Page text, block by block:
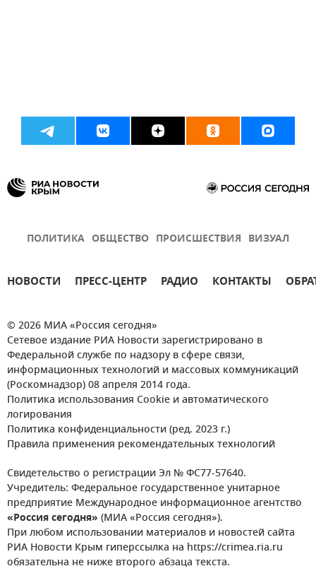
ПОЛИТИКА ОБЩЕСТВО ПРОИСШЕСТВИЯ ВИЗУАЛ
НОВОСТИ ПРЕСС-ЦЕНТР РАДИО КОНТАКТЫ
© 2026 МИА «Россия сегодня»
Сетевое издание РИА Новости зарегистрировано в
Федеральной службе по надзору в сфере связи,
информационных технологий и массовых коммуникаций
(Роскомнадзор) 08 апреля 2014 года.
Политика использования Cookie и автоматического
логирования
Политика конфиденциальности (ред. 2023 г.)
Правила применения рекомендательных технологий
Свидетельство о регистрации Эл № ФС77-57640.
Учредитель: Федеральное государственное унитарное
предприятие Международное информационное агентство
«Россия сегодня» (МИА «Россия сегодня»).
При любом использовании материалов и новостей сайта
РИА Новости Крым гиперссылка на https://crimea.ria.ru
обязательна не ниже второго абзаца текста.